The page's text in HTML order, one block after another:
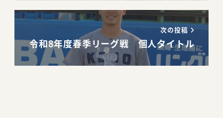
次の投稿
令和8年度春季リーグ戦 個人タイトル